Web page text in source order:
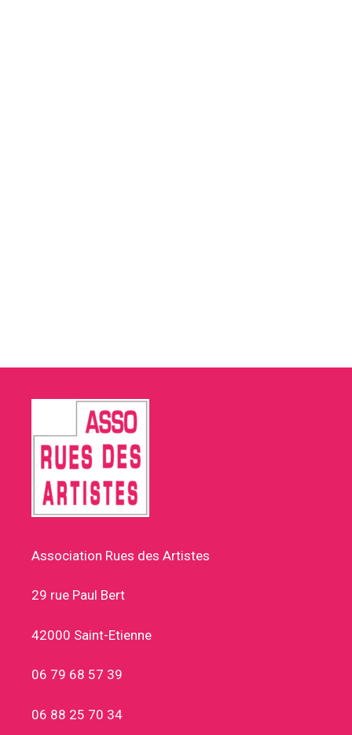
Association Rues des Artistes
29 rue Paul Bert
42000 Saint-Etienne
06 79 68 57 39
06 88 25 70 34